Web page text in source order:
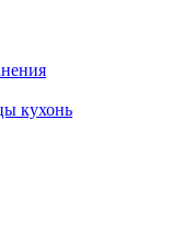
кухонь